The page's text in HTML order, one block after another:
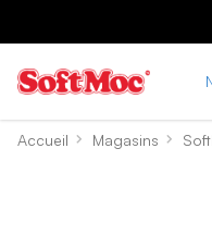
Accueil Magasins